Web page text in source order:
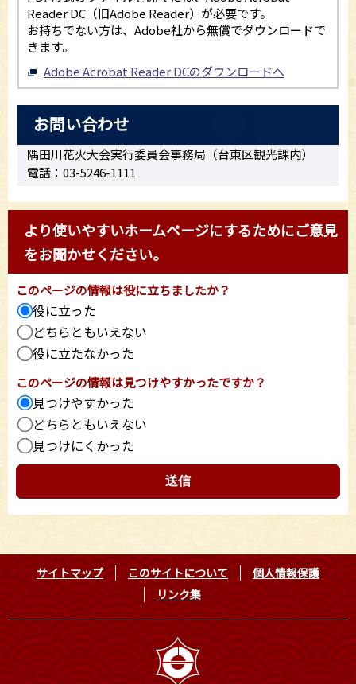
Reader DC（旧Adobe Reader）が必要です。
お持ちでない方は、Adobe社から無償でダウンロードで
きます。
Adobe Acrobat Reader DCのダウンロードへ
お問い合わせ
隅田川花火大会実行委員会事務局（台東区観光課内）
電話：03-5246-1111
より使いやすいホームページにするためにご意見
をお聞かせください。
このページの情報は役に立ちましたか？
役に立った
どちらともいえない
役に立たなかった
このページの情報は見つけやすかったですか？
見つけやすかった
どちらともいえない
見つけにくかった
サイトマップ このサイトについて
個人情報保護
リンク集